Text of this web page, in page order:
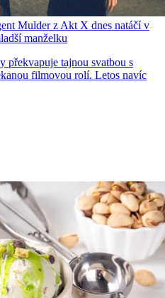
Mulder z Akt X dnes natáčí v
manželku
překvapuje tajnou svatbou s
filmovou rolí. Letos navíc